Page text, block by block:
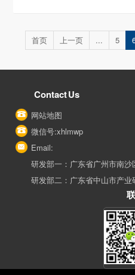
首页 上一页 ... 5
Contact Us
网站地图
微信号:xhlmwp
Email:
研发部一：广东省广州市南沙
研发部二：广东省中山市产业